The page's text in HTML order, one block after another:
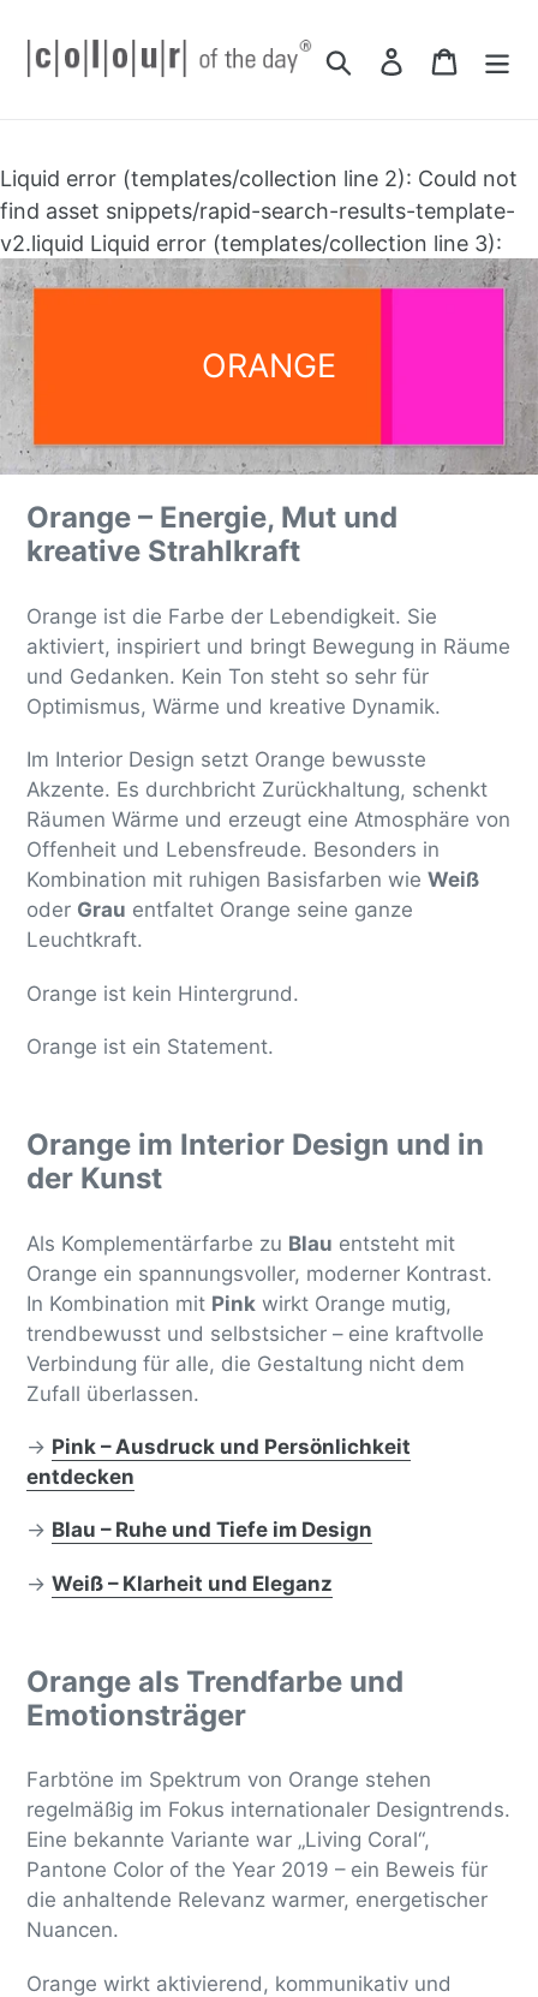
zum
Inhalt
SuchenEinloggen
Liquid error (templates/collection line 2): Could not
find asset snippets/rapid-search-results-template-
v2.liquid Liquid error (templates/collection line 3):
Could not find asset snippets/rapid-search-results-
template.liquid
S
m
m
l
u
g
:
ORANGE
Orange – Energie, Mut und
kreative Strahlkraft
Orange ist die Farbe der Lebendigkeit. Sie
aktiviert, inspiriert und bringt Bewegung in Räume
und Gedanken. Kein Ton steht so sehr für
Optimismus, Wärme und kreative Dynamik.
Im Interior Design setzt Orange bewusste
Akzente. Es durchbricht Zurückhaltung, schenkt
Räumen Wärme und erzeugt eine Atmosphäre von
Offenheit und Lebensfreude. Besonders in
Kombination mit ruhigen Basisfarben wie Weiß
oder Grau entfaltet Orange seine ganze
Leuchtkraft.
Orange ist kein Hintergrund.
Orange ist ein Statement.
Orange im Interior Design und in
der Kunst
Als Komplementärfarbe zu Blau entsteht mit
Orange ein spannungsvoller, moderner Kontrast.
In Kombination mit Pink wirkt Orange mutig,
trendbewusst und selbstsicher – eine kraftvolle
Verbindung für alle, die Gestaltung nicht dem
Zufall überlassen.
→ Pink – Ausdruck und Persönlichkeit
entdecken
→ Blau – Ruhe und Tiefe im Design
→ Weiß – Klarheit und Eleganz
Orange als Trendfarbe und
Emotionsträger
Farbtöne im Spektrum von Orange stehen
regelmäßig im Fokus internationaler Designtrends.
Eine bekannte Variante war „Living Coral“,
Pantone Color of the Year 2019 – ein Beweis für
die anhaltende Relevanz warmer, energetischer
Nuancen.
Orange wirkt aktivierend, kommunikativ und